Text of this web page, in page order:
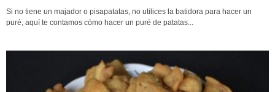
Si no tiene un majador o pisapatatas, no utilices la batidora para hacer un
puré, aquí te contamos cómo hacer un puré de patatas...